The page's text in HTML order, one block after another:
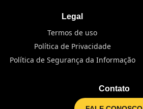
Legal
Termos de uso
Política de Privacidade
Política de Segurança da Informação
Contato